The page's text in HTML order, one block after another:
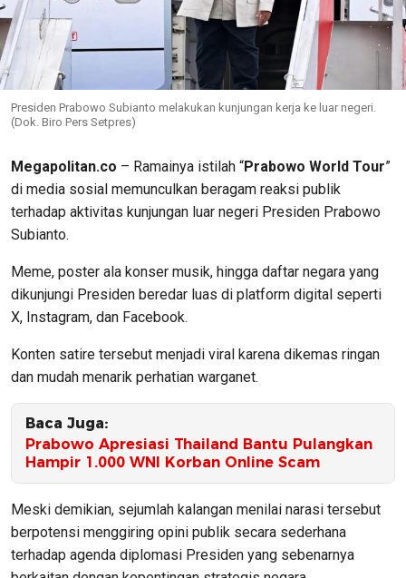
Presiden Prabowo Subianto melakukan kunjungan kerja ke luar negeri.
(Dok. Biro Pers Setpres)
Megapolitan.co – Ramainya istilah “Prabowo World Tour”
di media sosial memunculkan beragam reaksi publik
terhadap aktivitas kunjungan luar negeri Presiden Prabowo
Subianto.
Meme, poster ala konser musik, hingga daftar negara yang
dikunjungi Presiden beredar luas di platform digital seperti
X, Instagram, dan Facebook.
Konten satire tersebut menjadi viral karena dikemas ringan
dan mudah menarik perhatian warganet.
Baca Juga:
Prabowo Apresiasi Thailand Bantu Pulangkan
Hampir 1.000 WNI Korban Online Scam
Meski demikian, sejumlah kalangan menilai narasi tersebut
berpotensi menggiring opini publik secara sederhana
terhadap agenda diplomasi Presiden yang sebenarnya